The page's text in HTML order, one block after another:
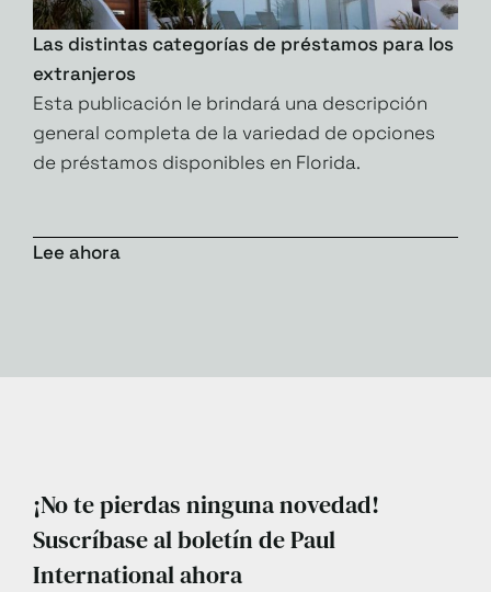
Las distintas categorías de préstamos para los
extranjeros
Esta publicación le brindará una descripción
general completa de la variedad de opciones
de préstamos disponibles en Florida.
Lee ahora
¡No te pierdas ninguna novedad!
Suscríbase al boletín de Paul
International ahora